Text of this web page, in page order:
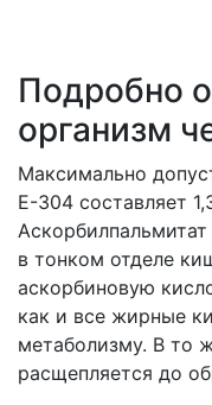
Подробно
организм
Максимально
Е-304 составляет
в тонком отделе
аскорбиновую
как и все жирные
метаболизму. В то
расщепляется до